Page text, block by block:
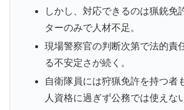
しかし、対応できるのは猟銃免
ターのみで人材不足。
現場警察官の判断次第で法的責
る不安定さが続く。
自衛隊員には狩猟免許を持つ者
人資格に過ぎず公務では使えな